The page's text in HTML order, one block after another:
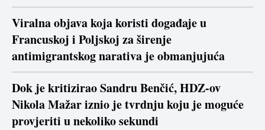
Viralna objava koja koristi događaje u
Francuskoj i Poljskoj za širenje
antimigrantskog narativa je obmanjujuća
Dok je kritizirao Sandru Benčić, HDZ-ov
Nikola Mažar iznio je tvrdnju koju je moguće
provjeriti u nekoliko sekundi